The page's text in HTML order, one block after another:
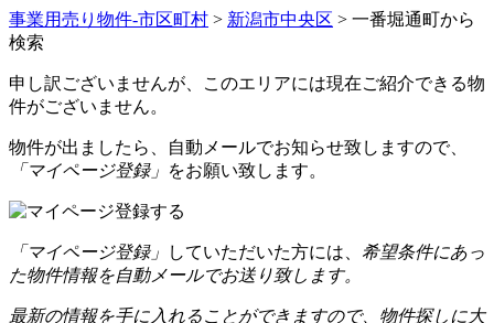
事業用売り物件-市区町村 > 新潟市中央区 > 一番堀通町から
検索
申し訳ございませんが、このエリアには現在ご紹介できる物
件がございません。
物件が出ましたら、自動メールでお知らせ致しますので、
「マイページ登録」 をお願い致します。
「マイページ登録」 していただいた方には、 希望条件にあっ
た物件情報を自動メールでお送り致します。
最新の情報を手に入れることができますので、物件探しに大